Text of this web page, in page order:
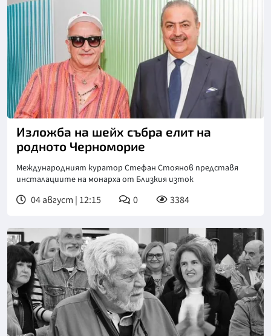
Изложба на шейх събра елит на
родното Черноморие
Международният куратор Стефан Стоянов представя
инсталациите на монарха от Близкия изток
04 август | 12:15 0 3384